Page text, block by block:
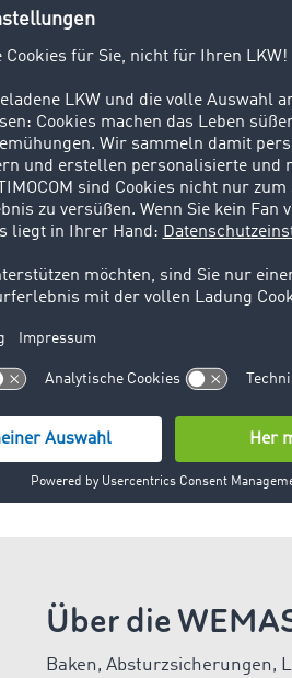
gleichzeitig die lästige
entscheidender Faktor. In nur
Auftragnehmer
Erfolg. Während des
und sein Kollege ihre
Kollege Döring wertvolle
wie
die sofort passende
zur Kommunikationsreduzierung
Wünsche:
in die Auftragsmaske, um
im Firmenverzeichnis für das
die Schnittstelle vom eigenen
Über die
Baken, Absturzsicherungen,